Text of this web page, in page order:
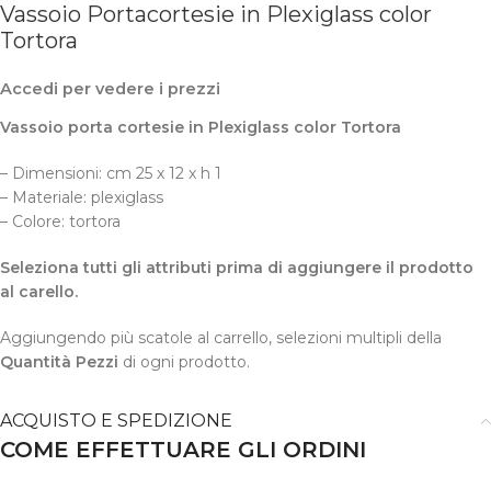
Vassoio Portacortesie in Plexiglass color
Tortora
Accedi per vedere i prezzi
Vassoio porta cortesie in Plexiglass color Tortora
– Dimensioni: cm 25 x 12 x h 1
– Materiale: plexiglass
– Colore: tortora
Seleziona tutti gli attributi prima di aggiungere il prodotto
al carello.
Aggiungendo più scatole al carrello, selezioni multipli della
Quantità Pezzi di ogni prodotto.
ACQUISTO E SPEDIZIONE
COME EFFETTUARE GLI ORDINI